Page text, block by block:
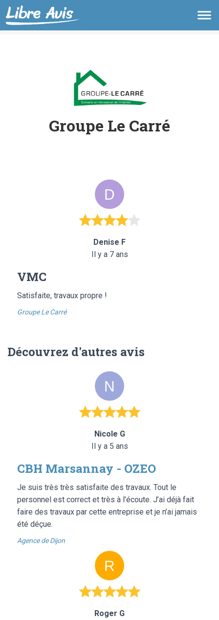
Groupe Le Carré
Denise F
Il y a 7 ans
VMC
Satisfaite, travaux propre !
Groupe Le Carré
Découvrez d'autres avis
Nicole G
Il y a 5 ans
CBH Marsannay - OZEO
Je suis très très satisfaite des travaux. Tout le
personnel est correct et très à l’écoute. J’ai déjà fait
faire des travaux par cette entreprise et je n’ai jamais
été déçue.
Agence de Dijon
Roger G